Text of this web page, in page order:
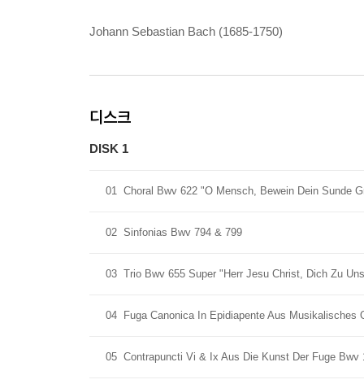
Johann Sebastian Bach (1685-1750)
디스크
DISK 1
01 Choral Bwv 622 "O Mensch, Bewein Dein Sunde
02 Sinfonias Bwv 794 & 799
03 Trio Bwv 655 Super "Herr Jesu Christ, Dich Zu
04 Fuga Canonica In Epidiapente Aus Musikalisches
05 Contrapuncti Vi & Ix Aus Die Kunst Der Fuge Bwv